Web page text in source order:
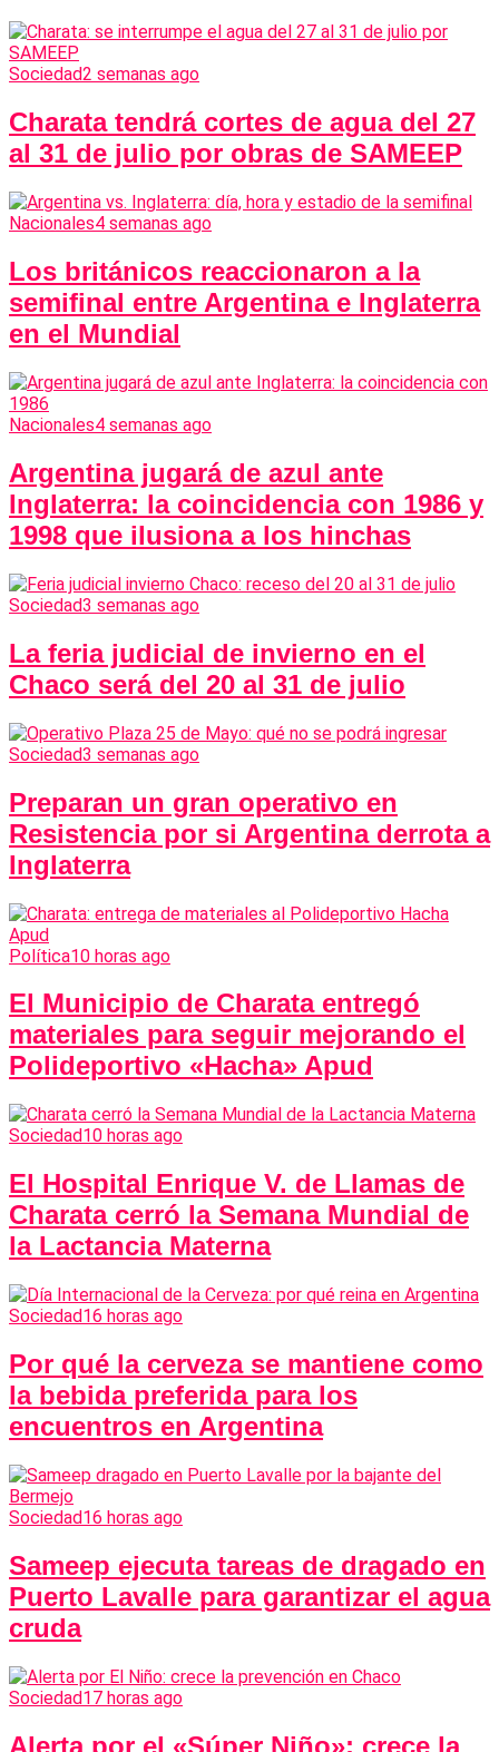
Sociedad2 semanas ago
Charata tendrá cortes de agua del 27
al 31 de julio por obras de SAMEEP
Nacionales4 semanas ago
Los británicos reaccionaron a la
semifinal entre Argentina e Inglaterra
en el Mundial
Nacionales4 semanas ago
Argentina jugará de azul ante
Inglaterra: la coincidencia con 1986 y
1998 que ilusiona a los hinchas
Sociedad3 semanas ago
La feria judicial de invierno en el
Chaco será del 20 al 31 de julio
Sociedad3 semanas ago
Preparan un gran operativo en
Resistencia por si Argentina derrota a
Inglaterra
Política10 horas ago
El Municipio de Charata entregó
materiales para seguir mejorando el
Polideportivo «Hacha» Apud
Sociedad10 horas ago
El Hospital Enrique V. de Llamas de
Charata cerró la Semana Mundial de
la Lactancia Materna
Sociedad16 horas ago
Por qué la cerveza se mantiene como
la bebida preferida para los
encuentros en Argentina
Sociedad16 horas ago
Sameep ejecuta tareas de dragado en
Puerto Lavalle para garantizar el agua
cruda
Sociedad17 horas ago
Alerta por el «Súper Niño»: crece la